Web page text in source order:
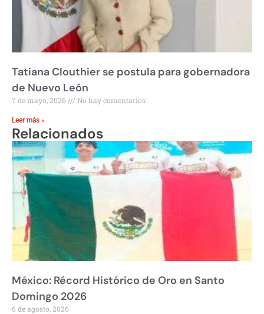
Tatiana Clouthier se postula para gobernadora
de Nuevo León
7 de mayo, 2026 No hay comentarios
Leer más »
Relacionados
México: Récord Histórico de Oro en Santo
Domingo 2026
6 de agosto, 2026